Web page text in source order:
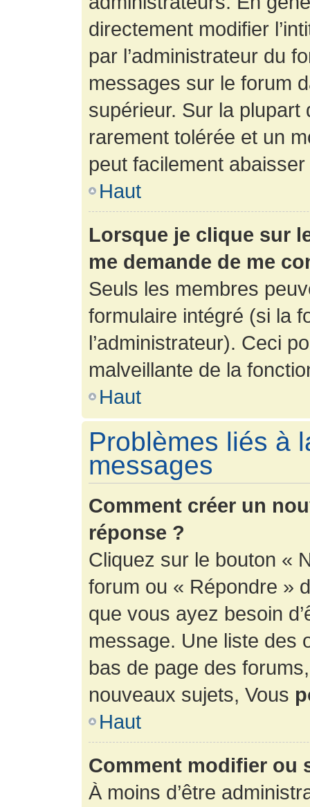
directement modifier
par l’administrateur du
messages sur le forum
supérieur. Sur la
rarement tolérée et un
peut facilement
Haut
Lorsque je clique sur
me demande de me
Seuls les membres
formulaire intégré (si la
l’administrateur). Ceci
malveillante de la
Haut
Problèmes liés à
messages
Comment créer un
réponse ?
Cliquez sur le bouton «
forum ou « Répondre »
que vous ayez besoin
message. Une liste des
bas de page des
nouveaux sujets, Vous
Haut
Comment modifier ou
À moins d’être